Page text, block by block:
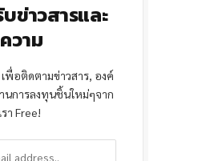
ข่าวสารและ
วาม
พื่อติดตามข่าวสาร, องค์
นการลงทุนชิ้นใหม่ๆจาก
า Free!